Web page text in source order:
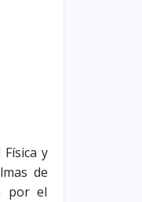
y
de
por el